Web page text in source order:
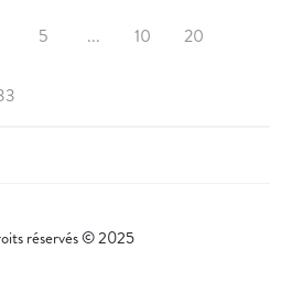
5 ... 10 20
réservés © 2025